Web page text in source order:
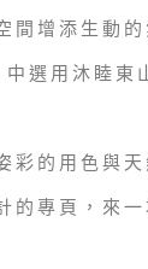
間增添生動的
選用沐睦東
彩的用色與天
的專頁，來一